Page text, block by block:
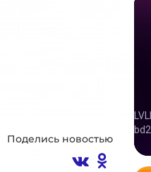
Поделись новостью